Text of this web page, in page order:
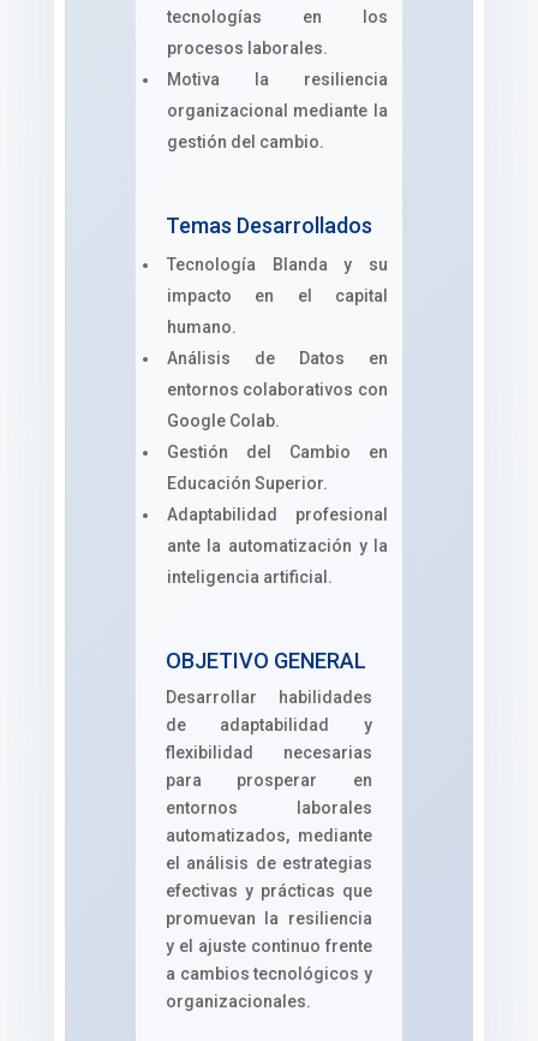
tecnologías en los
procesos laborales.
Motiva la resiliencia
organizacional mediante la
gestión del cambio.
Temas Desarrollados
Tecnología Blanda y su
impacto en el capital
humano.
Análisis de Datos en
entornos colaborativos con
Google Colab.
Gestión del Cambio en
Educación Superior.
Adaptabilidad profesional
ante la automatización y la
inteligencia artificial.
OBJETIVO GENERAL
Desarrollar habilidades
de adaptabilidad y
flexibilidad necesarias
para prosperar en
entornos laborales
automatizados, mediante
el análisis de estrategias
efectivas y prácticas que
promuevan la resiliencia
y el ajuste continuo frente
a cambios tecnológicos y
organizacionales.